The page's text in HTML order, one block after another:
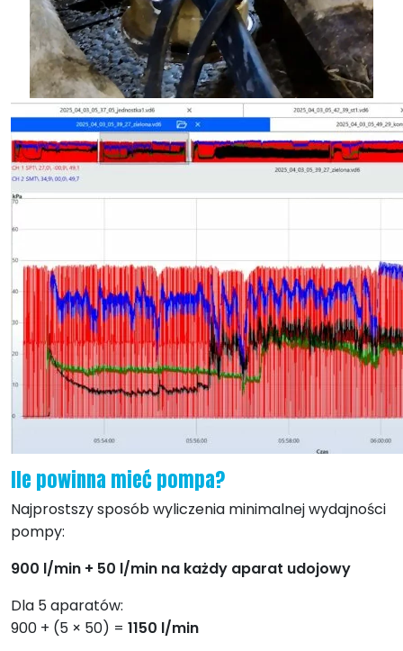
Ile powinna mieć pompa?
Najprostszy sposób wyliczenia minimalnej wydajności
pompy:
900 l/min + 50 l/min na każdy aparat udojowy
Dla 5 aparatów:
900 + (5 × 50) = 1150 l/min